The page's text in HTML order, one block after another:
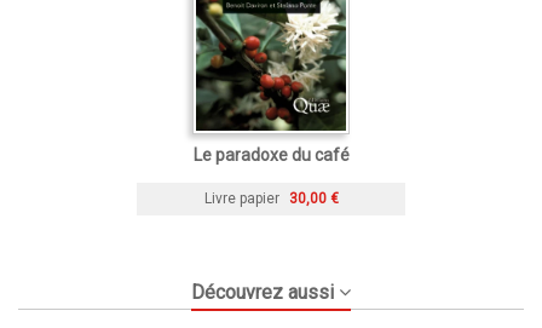
Le paradoxe du café
Livre papier 30,00 €
Découvrez aussi